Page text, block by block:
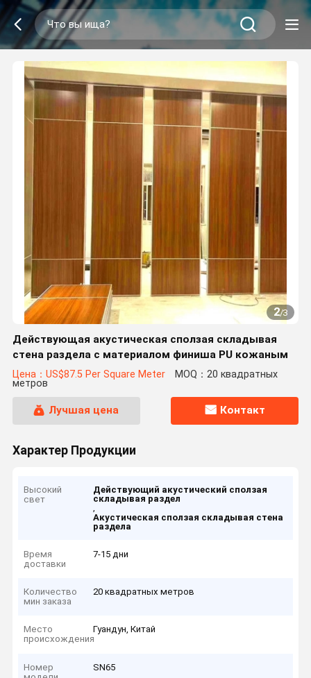
2/3
Действующая акустическая сползая складывая
стена раздела с материалом финиша PU кожаным
Цена：US$87.5 Per Square Meter MOQ：20 квадратных
метров
Лучшая цена Контакт
Характер Продукции
Высокий
свет
Действующий акустический сползая
складывая раздел
,
Акустическая сползая складывая стена
раздела
Время
доставки
7-15 дни
Количество
мин заказа
20 квадратных метров
Место
происхождения
Гуандун, Китай
Номер
SN65